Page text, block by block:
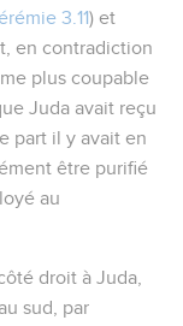
3.11) et
en contradiction
plus coupable
Juda avait reçu
part il y avait en
être purifié
au
droit à Juda,
sud, par